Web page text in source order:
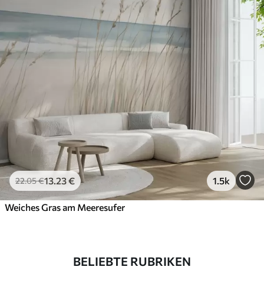
22.05€13.23€ 1.5k
Weiches Gras am Meeresufer
BELIEBTE RUBRIKEN